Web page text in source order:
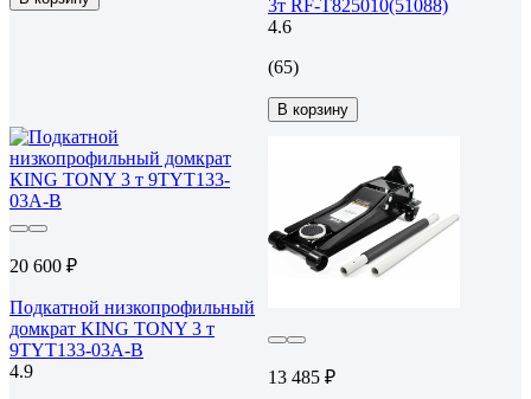
3т RF-T825010(51088)
4.6
(65)
В корзину
20 600 ₽
Подкатной низкопрофильный
домкрат KING TONY 3 т
9TYT133-03A-B
4.9
13 485 ₽